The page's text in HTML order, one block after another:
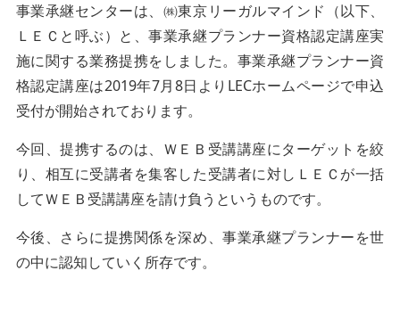
事業承継センターは、㈱東京リーガルマインド（以下、
ＬＥＣと呼ぶ）と、事業承継プランナー資格認定講座実
施に関する業務提携をしました。事業承継プランナー資
格認定講座は2019年7月8日よりLECホームページで申込
受付が開始されております。
今回、提携するのは、ＷＥＢ受講講座にターゲットを絞
り、相互に受講者を集客した受講者に対しＬＥＣが一括
してＷＥＢ受講講座を請け負うというものです。
今後、さらに提携関係を深め、事業承継プランナーを世
の中に認知していく所存です。